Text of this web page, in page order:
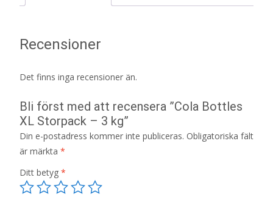
Recensioner
Det finns inga recensioner än.
Bli först med att recensera ”Cola Bottles
XL Storpack – 3 kg”
Din e-postadress kommer inte publiceras. Obligatoriska fält
är märkta *
Ditt betyg *